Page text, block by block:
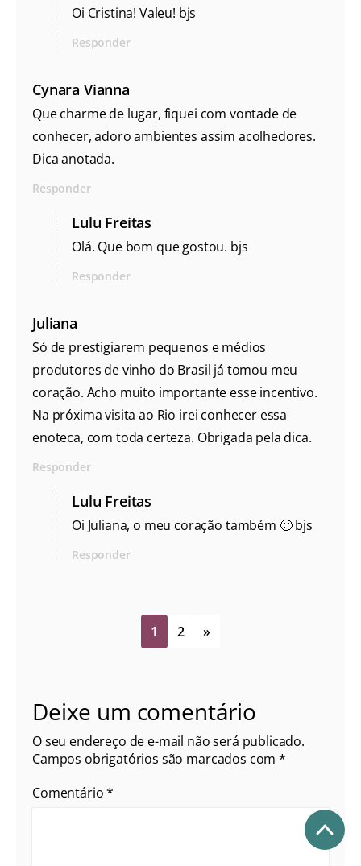
Oi Cristina! Valeu! bjs
Responder
Cynara Vianna
Que charme de lugar, fiquei com vontade de
conhecer, adoro ambientes assim acolhedores.
Dica anotada.
Responder
Lulu Freitas
Olá. Que bom que gostou. bjs
Responder
Juliana
Só de prestigiarem pequenos e médios
produtores de vinho do Brasil já tomou meu
coração. Acho muito importante esse incentivo.
Na próxima visita ao Rio irei conhecer essa
enoteca, com toda certeza. Obrigada pela dica.
Responder
Lulu Freitas
Oi Juliana, o meu coração também 🙂 bjs
Responder
1 2 »
Deixe um comentário
O seu endereço de e-mail não será publicado.
Campos obrigatórios são marcados com*
Comentário*